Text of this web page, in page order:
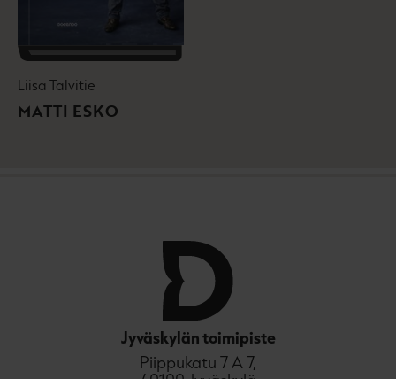
Liisa Talvitie
MATTI ESKO
Jyväskylän toimipiste
Piippukatu 7 A 7,